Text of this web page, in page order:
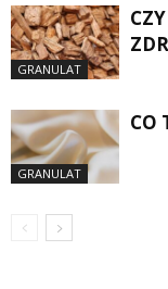
GRANULAT
GRANULAT
CO